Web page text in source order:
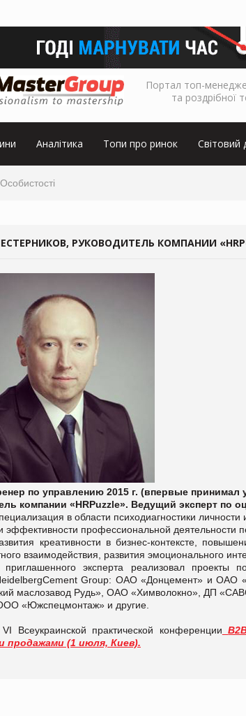
Портал топ-
та роздрібної
Аналітика Топи про ринок Світовий
Особистості
РУКОВОДИТЕЛЬ КОМПАНИИ
по управлению 2015 г. (впервые принимал
компании «HRPuzzle». Ведущий эксперт по
в области психодиагностики личности
эффективности профессиональной деятельности
креативности в бизнес-контексте,
взаимодействия, развития эмоционального
приглашенного эксперта реализовал проекты
Group: ОАО «Донцемент» и
маслозавод Рудь», ОАО «Химволокно», ДП
«Южспецмонтаж» и другие.
VI Всеукраинской практической конференции
продажами (1 июля, Киев).